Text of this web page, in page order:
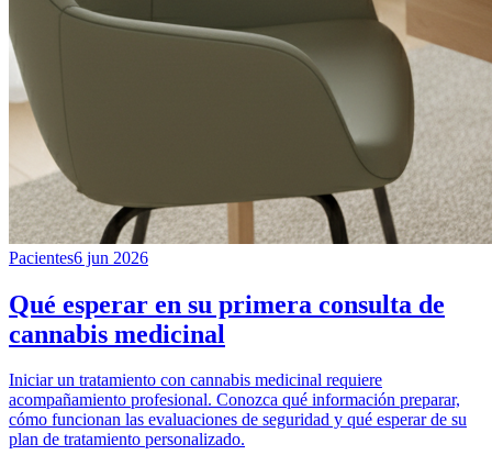
Pacientes6 jun 2026
Qué esperar en su primera consulta de
cannabis medicinal
Iniciar un tratamiento con cannabis medicinal requiere
acompañamiento profesional. Conozca qué información preparar,
cómo funcionan las evaluaciones de seguridad y qué esperar de su
plan de tratamiento personalizado.